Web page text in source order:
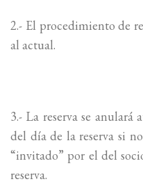
2.- El procedimiento de
al actual.
3.- La reserva se anulará
del día de la reserva si
“invitado” por el del
reserva.